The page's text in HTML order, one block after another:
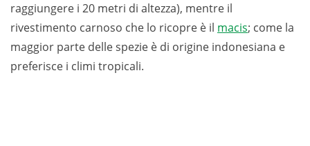
raggiungere i 20 metri di altezza), mentre il
rivestimento carnoso che lo ricopre è il macis; come la
maggior parte delle spezie è di origine indonesiana e
preferisce i climi tropicali.